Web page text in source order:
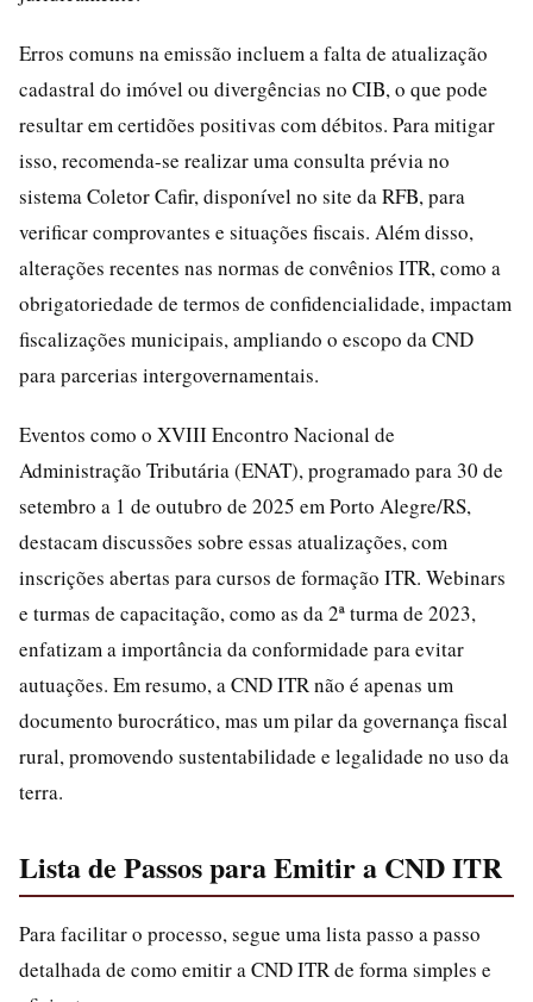
Erros comuns na emissão incluem a falta de atualização
cadastral do imóvel ou divergências no CIB, o que pode
resultar em certidões positivas com débitos. Para mitigar
isso, recomenda-se realizar uma consulta prévia no
sistema Coletor Cafir, disponível no site da RFB, para
verificar comprovantes e situações fiscais. Além disso,
alterações recentes nas normas de convênios ITR, como a
obrigatoriedade de termos de confidencialidade, impactam
fiscalizações municipais, ampliando o escopo da CND
para parcerias intergovernamentais.
Eventos como o XVIII Encontro Nacional de
Administração Tributária (ENAT), programado para 30 de
setembro a 1 de outubro de 2025 em Porto Alegre/RS,
destacam discussões sobre essas atualizações, com
inscrições abertas para cursos de formação ITR. Webinars
e turmas de capacitação, como as da 2ª turma de 2023,
enfatizam a importância da conformidade para evitar
autuações. Em resumo, a CND ITR não é apenas um
documento burocrático, mas um pilar da governança fiscal
rural, promovendo sustentabilidade e legalidade no uso da
terra.
Lista de Passos para Emitir a CND ITR
Para facilitar o processo, segue uma lista passo a passo
detalhada de como emitir a CND ITR de forma simples e